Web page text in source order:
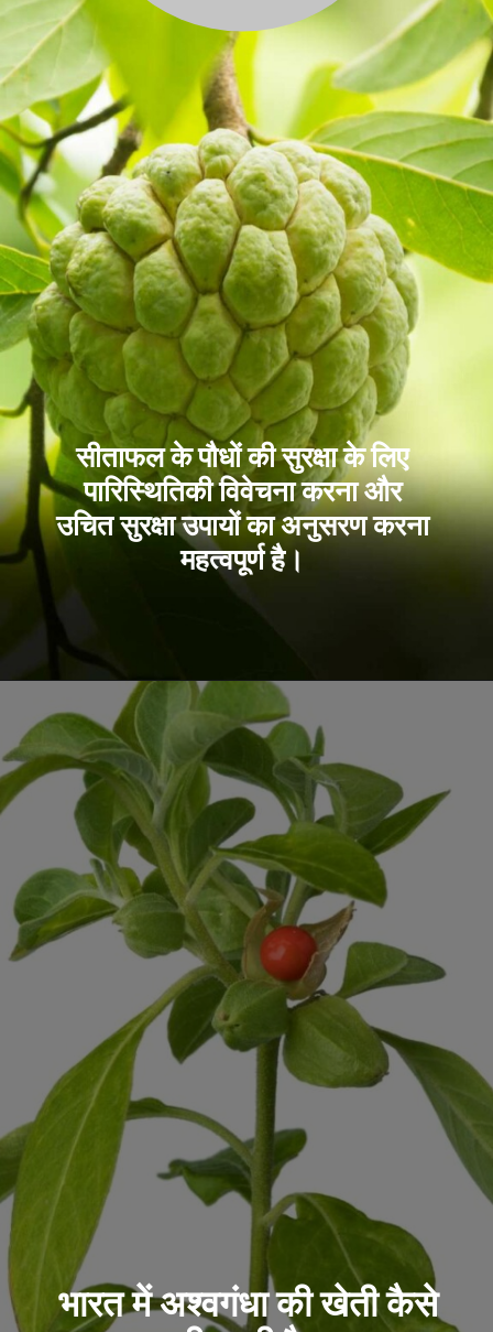
सीताफल के पौधों की सुरक्षा के लिए
पारिस्थितिकी विवेचना करना और
उचित सुरक्षा उपायों का अनुसरण करना
महत्वपूर्ण है।
भारत में अश्वगंधा की खेती कैसे